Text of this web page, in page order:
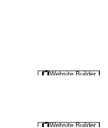
Website Builder
Website Builder